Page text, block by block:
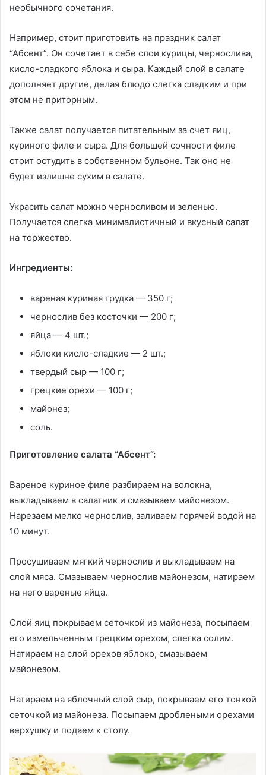
необычного сочетания.
Например, стоит приготовить на праздник салат
“Абсент”. Он сочетает в себе слои курицы, чернослива,
кисло-сладкого яблока и сыра. Каждый слой в салате
дополняет другие, делая блюдо слегка сладким и при
этом не приторным.
Также салат получается питательным за счет яиц,
куриного филе и сыра. Для большей сочности филе
стоит остудить в собственном бульоне. Так оно не
будет излишне сухим в салате.
Украсить салат можно черносливом и зеленью.
Получается слегка минималистичный и вкусный салат
на торжество.
Ингредиенты:
вареная куриная грудка — 350 г;
чернослив без косточки — 200 г;
яйца — 4 шт.;
яблоки кисло-сладкие — 2 шт.;
твердый сыр — 100 г;
грецкие орехи — 100 г;
майонез;
соль.
Приготовление салата “Абсент”:
Вареное куриное филе разбираем на волокна,
выкладываем в салатник и смазываем майонезом.
Нарезаем мелко чернослив, заливаем горячей водой на
10 минут.
Просушиваем мягкий чернослив и выкладываем на
слой мяса. Смазываем чернослив майонезом, натираем
на него вареные яйца.
Слой яиц покрываем сеточкой из майонеза, посыпаем
его измельченным грецким орехом, слегка солим.
Натираем на слой орехов яблоко, смазываем
майонезом.
Натираем на яблочный слой сыр, покрываем его тонкой
сеточкой из майонеза. Посыпаем дроблеными орехами
верхушку и подаем к столу.